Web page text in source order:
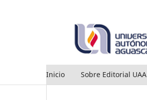
Inicio Sobre Editorial UAA